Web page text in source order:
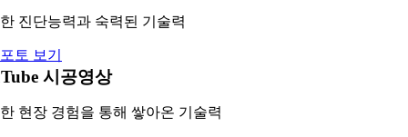
진단능력과 숙력된 기술력
토 보기
시공영상
현장 경험을 통해 쌓아온 기술력